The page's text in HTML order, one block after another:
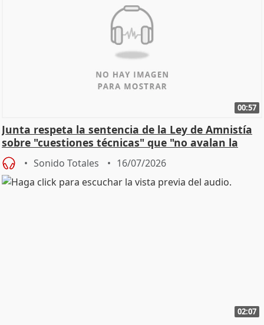
00:57
Junta respeta la sentencia de la Ley de Amnistía
sobre "cuestiones técnicas" que "no avalan la
const
Sonido Totales 16/07/2026
02:07